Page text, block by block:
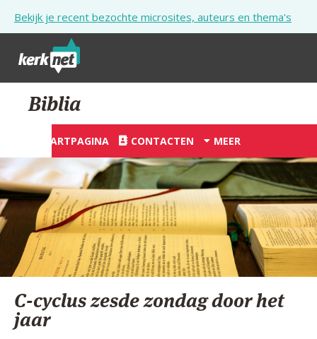
Bekijk je recent bezochte microsites, auteurs en thema's
STARTPAGINA
KERK
VIERINGEN
SHOP
ZOEKEN
HULP
STARTPAGINA PORTAAL
MIJN PAROCHIE
AANMELDEN OF REGISTREREN
Biblia
STARTPAGINA CONTACTEN MEER
C-cyclus zesde zondag door het
jaar